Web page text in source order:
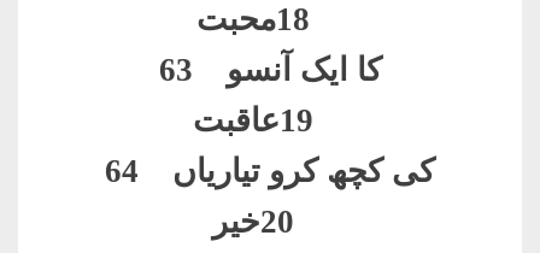
18محبت
کا ایک آنسو 63
19عاقبت
کی کچھ کرو تیاریاں 64
20خیر